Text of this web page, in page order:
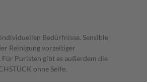
Bedürfnisse. Sensible
Reinigung vorzeitiger
Puristen gibt es außerdem die
ohne Seife.